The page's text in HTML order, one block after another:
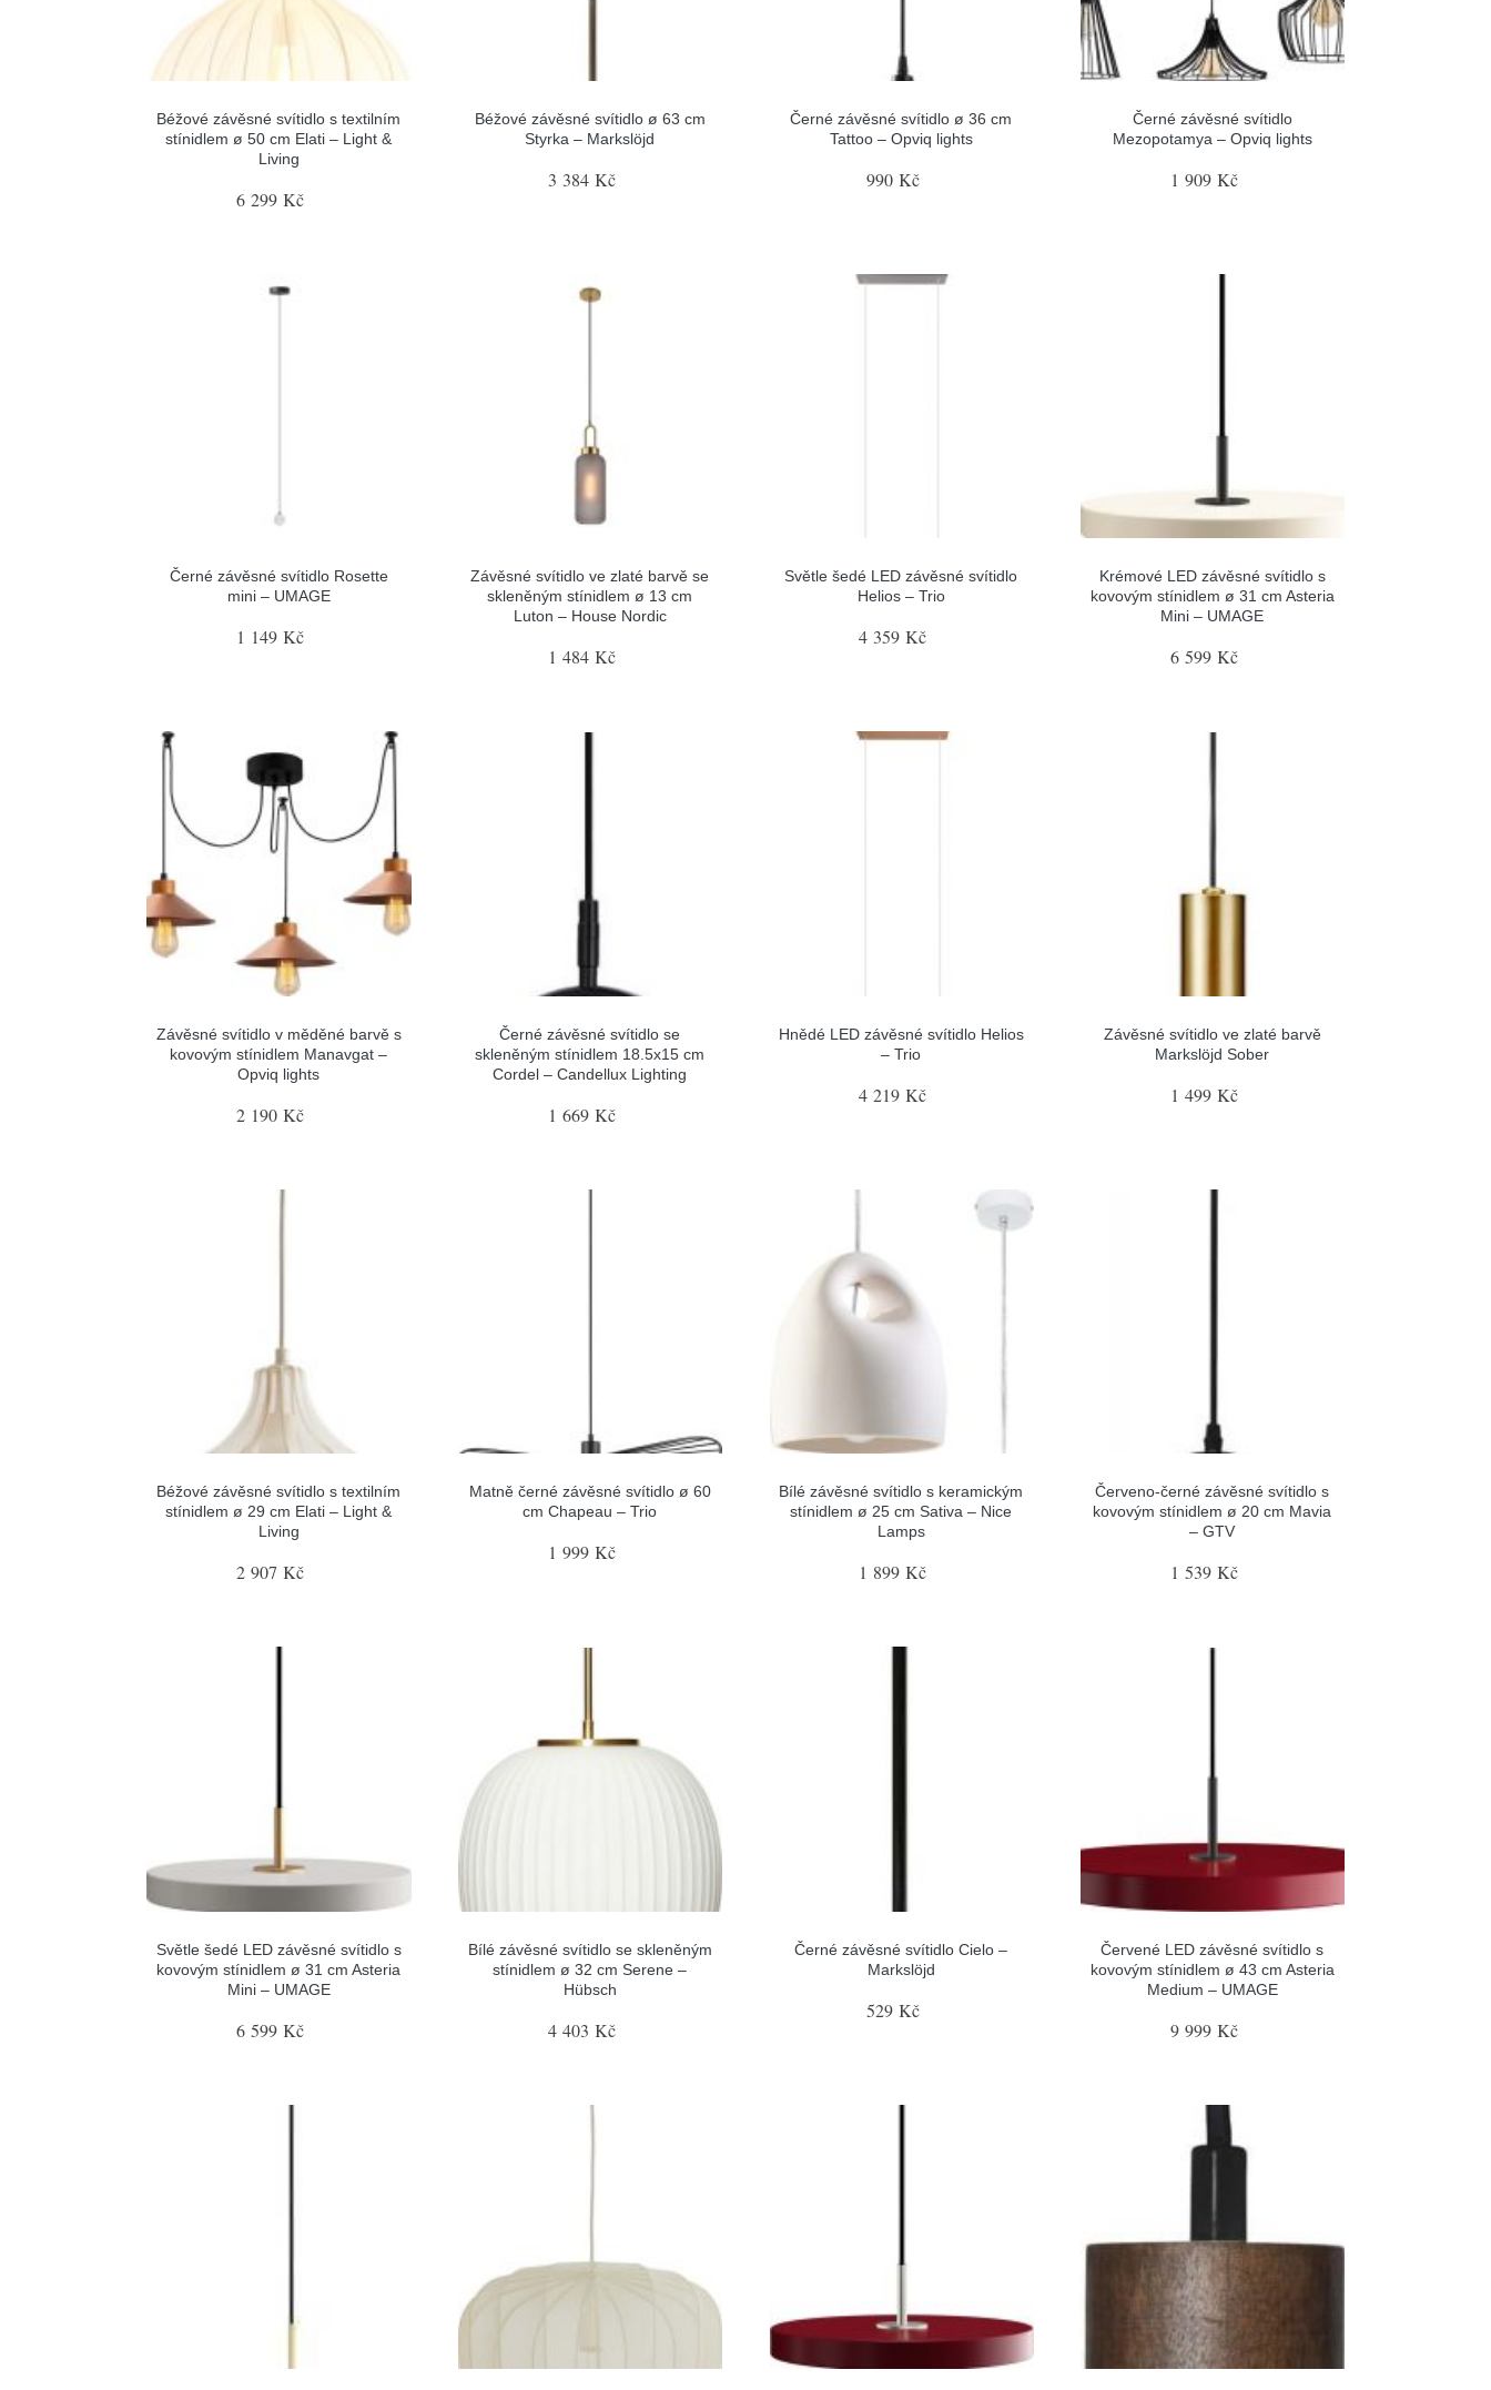
Béžové závěsné svítidlo s textilním
stínidlem ø 50 cm Elati – Light &
Living
6 299 Kč
Béžové závěsné svítidlo ø 63 cm
Styrka – Markslöjd
3 384 Kč
Černé závěsné svítidlo ø 36 cm
Tattoo – Opviq lights
990 Kč
Černé závěsné svítidlo
Mezopotamya – Opviq lights
1 909 Kč
Černé závěsné svítidlo Rosette
mini – UMAGE
1 149 Kč
Závěsné svítidlo ve zlaté barvě se
skleněným stínidlem ø 13 cm
Luton – House Nordic
1 484 Kč
Světle šedé LED závěsné svítidlo
Helios – Trio
4 359 Kč
Krémové LED závěsné svítidlo s
kovovým stínidlem ø 31 cm Asteria
Mini – UMAGE
6 599 Kč
Závěsné svítidlo v měděné barvě s
kovovým stínidlem Manavgat –
Opviq lights
2 190 Kč
Černé závěsné svítidlo se
skleněným stínidlem 18.5x15 cm
Cordel – Candellux Lighting
1 669 Kč
Hnědé LED závěsné svítidlo Helios
– Trio
4 219 Kč
Závěsné svítidlo ve zlaté barvě
Markslöjd Sober
1 499 Kč
Béžové závěsné svítidlo s textilním
stínidlem ø 29 cm Elati – Light &
Living
2 907 Kč
Matně černé závěsné svítidlo ø 60
cm Chapeau – Trio
1 999 Kč
Bílé závěsné svítidlo s keramickým
stínidlem ø 25 cm Sativa – Nice
Lamps
1 899 Kč
Červeno-černé závěsné svítidlo s
kovovým stínidlem ø 20 cm Mavia
– GTV
1 539 Kč
Světle šedé LED závěsné svítidlo s
kovovým stínidlem ø 31 cm Asteria
Mini – UMAGE
6 599 Kč
Bílé závěsné svítidlo se skleněným
stínidlem ø 32 cm Serene –
Hübsch
4 403 Kč
Černé závěsné svítidlo Cielo –
Markslöjd
529 Kč
Červené LED závěsné svítidlo s
kovovým stínidlem ø 43 cm Asteria
Medium – UMAGE
9 999 Kč